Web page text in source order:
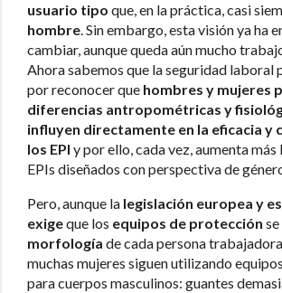
usuario tipo que, en la práctica, casi
hombre. Sin embargo, esta visión ya ha
cambiar, aunque queda aún mucho
Ahora sabemos que la seguridad laboral
por reconocer que hombres y mujeres
diferencias antropométricas y
influyen directamente en la eficacia y
los EPI y por ello, cada vez, aumenta más
EPIs diseñados con perspectiva de
Pero, aunque la legislación europea y
exigeque los equipos de protección se
morfología de cada persona
muchas mujeres siguen utilizando
para cuerpos masculinos: guantes